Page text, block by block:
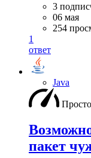
3
06 мая
254
1
ответ
Java
пакет